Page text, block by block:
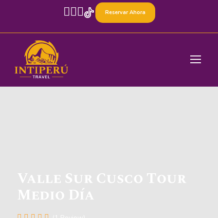
Reservar Ahora
Valle Sur Cusco Tour​
Medio Día